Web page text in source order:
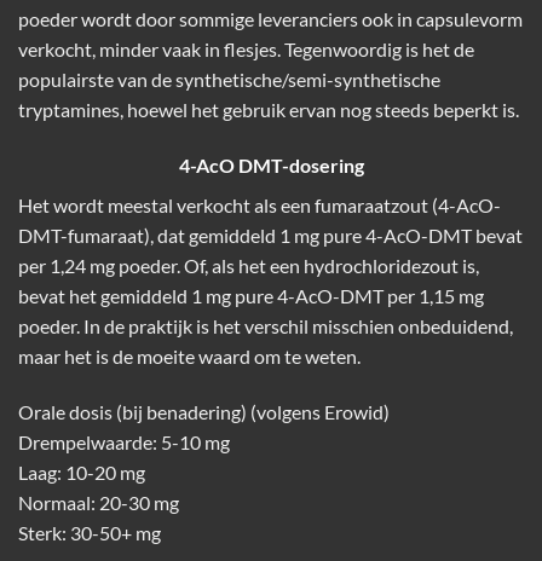
poeder wordt door sommige leveranciers ook in capsulevorm
verkocht, minder vaak in flesjes. Tegenwoordig is het de
populairste van de synthetische/semi-synthetische
tryptamines, hoewel het gebruik ervan nog steeds beperkt is.
4-AcO DMT-dosering
Het wordt meestal verkocht als een fumaraatzout (4-AcO-
DMT-fumaraat), dat gemiddeld 1 mg pure 4-AcO-DMT bevat
per 1,24 mg poeder. Of, als het een hydrochloridezout is,
bevat het gemiddeld 1 mg pure 4-AcO-DMT per 1,15 mg
poeder. In de praktijk is het verschil misschien onbeduidend,
maar het is de moeite waard om te weten.
Orale dosis (bij benadering) (volgens Erowid)
Drempelwaarde: 5-10 mg
Laag: 10-20 mg
Normaal: 20-30 mg
Sterk: 30-50+ mg